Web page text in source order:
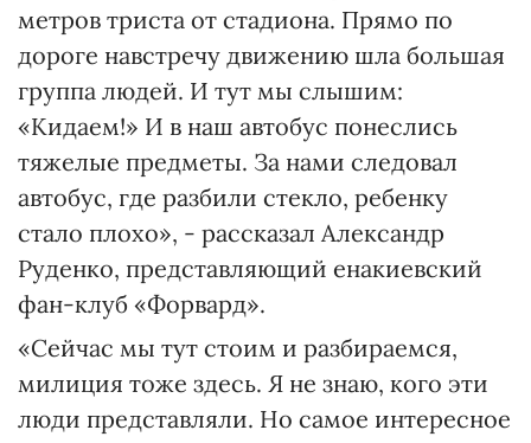
метров триста от стадиона. Прямо по
дороге навстречу движению шла большая
группа людей. И тут мы слышим:
«Кидаем!» И в наш автобус понеслись
тяжелые предметы. За нами следовал
автобус, где разбили стекло, ребенку
стало плохо», - рассказал Александр
Руденко, представляющий енакиевский
фан-клуб «Форвард».
«Сейчас мы тут стоим и разбираемся,
милиция тоже здесь. Я не знаю, кого эти
люди представляли. Но самое интересное